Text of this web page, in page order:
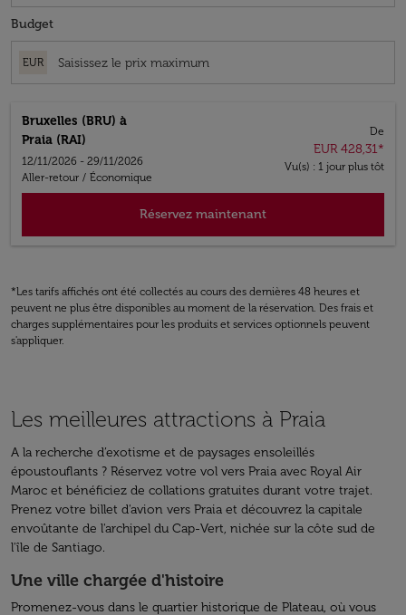
Budget
EUR
Bruxelles (BRU) à
Praia (RAI)
12/11/2026 - 29/11/2026
Aller-retour / Économique
De
EUR 428,31*
Vu(s) : 1 jour plus tôt
Réservez maintenant
*Les tarifs affichés ont été collectés au cours des dernières 48 heures et
peuvent ne plus être disponibles au moment de la réservation. Des frais et
charges supplémentaires pour les produits et services optionnels peuvent
s'appliquer.
Les meilleures attractions à Praia
A la recherche d’exotisme et de paysages ensoleillés
époustouflants ? Réservez votre vol vers Praia avec Royal Air
Maroc et bénéficiez de collations gratuites durant votre trajet.
Prenez votre billet d'avion vers Praia et découvrez la capitale
envoûtante de l'archipel du Cap-Vert, nichée sur la côte sud de
l'île de Santiago.
Une ville chargée d'histoire
Promenez-vous dans le quartier historique de Plateau, où vous